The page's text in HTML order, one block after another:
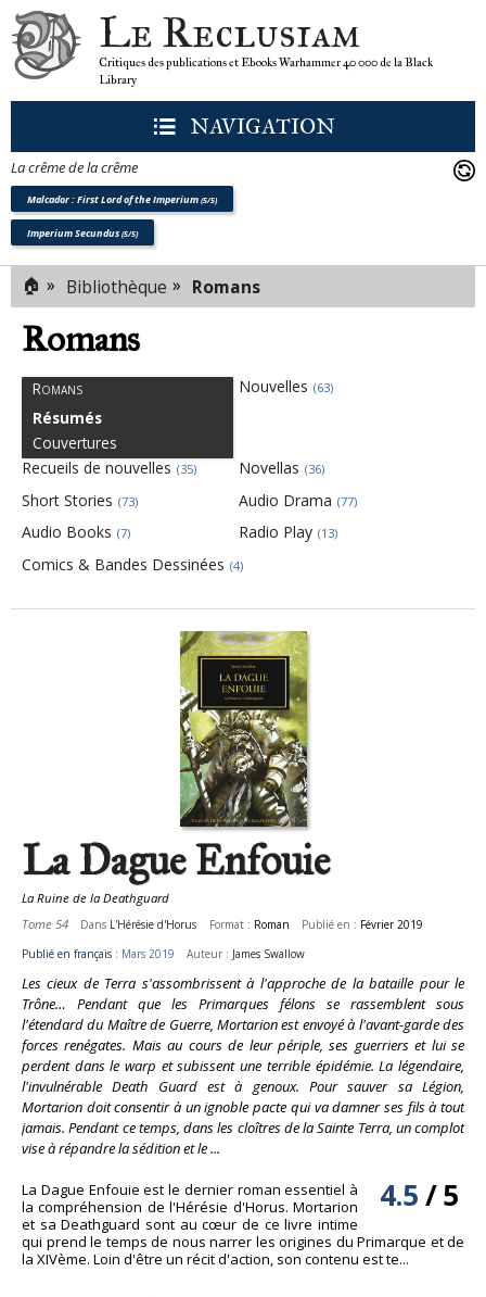
Le Reclusiam
Critiques des publications et Ebooks Warhammer 40 000 de la Black
Library
NAVIGATION
La crême de la crême
Malcador : First Lord of the Imperium (5/5)
Imperium Secundus (5/5)
🏠 » Bibliothèque » Romans
Romans
Romans
Résumés
Couvertures
Nouvelles (63)
Recueils de nouvelles (35) Novellas (36)
Short Stories (73) Audio Drama (77)
Audio Books (7) Radio Play (13)
Comics & Bandes Dessinées (4)
La Dague Enfouie
La Ruine de la Deathguard
Tome 54
Dans L'Hérésie d'Horus Format : Roman Publié en : Février 2019
Publié en français : Mars 2019 Auteur : James Swallow
Les cieux de Terra s'assombrissent à l'approche de la bataille pour le
Trône… Pendant que les Primarques félons se rassemblent sous
l'étendard du Maître de Guerre, Mortarion est envoyé à l'avant-garde des
forces renégates. Mais au cours de leur périple, ses guerriers et lui se
perdent dans le warp et subissent une terrible épidémie. La légendaire,
l'invulnérable Death Guard est à genoux. Pour sauver sa Légion,
Mortarion doit consentir à un ignoble pacte qui va damner ses fils à tout
jamais. Pendant ce temps, dans les cloîtres de la Sainte Terra, un complot
vise à répandre la sédition et le ...
4.5/5
La Dague Enfouie est le dernier roman essentiel à
la compréhension de l'Hérésie d'Horus. Mortarion
et sa Deathguard sont au cœur de ce livre intime
qui prend le temps de nous narrer les origines du Primarque et de
la XIVème. Loin d'être un récit d'action, son contenu est te...